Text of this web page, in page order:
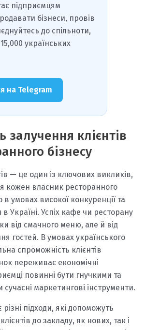
підприємцям
бізнеси, провів
до спільноти,
українських
на Telegram
залучення клієнтів
бізнесу
— це один із ключових викликів,
кожен власник ресторанного
в умовах високої конкуренції та
в Україні. Успіх кафе чи ресторану
від смачного меню, але й від
гостей. В умовах українського
спроможність клієнтів
переживає економічні
повинні бути гнучкими та
маркетингові інструменти.
підходи, які допоможуть
до закладу, як нових, так і